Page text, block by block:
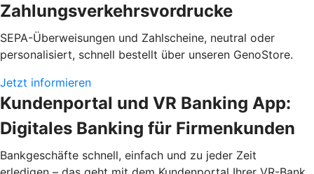
Zahlungsverkehrsvordrucke
SEPA-Überweisungen und Zahlscheine, neutral oder
personalisiert, schnell bestellt über unseren GenoStore.
Jetzt informieren
Kundenportal und VR Banking App:
Digitales Banking für Firmenkunden
Bankgeschäfte schnell, einfach und zu jeder Zeit